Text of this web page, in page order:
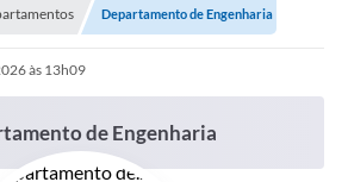
Departamento de Engenharia
às 13h09
de Engenharia